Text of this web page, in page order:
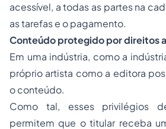
acessível, a todas as partes na
as tarefas e o pagamento.
Conteúdo protegido por direitos
Em uma indústria, como a
próprio artista como a editora
o conteúdo.
Como tal, esses privilégios
permitem que o titular receba